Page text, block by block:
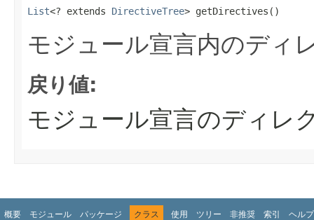
List<? extends DirectiveTree> getDirectives()
モジュール宣言内のディ
戻り値:
モジュール宣言のディレ
概要 モジュール パッケージ クラス 使用 ツリー 非推奨 索引 ヘルプ